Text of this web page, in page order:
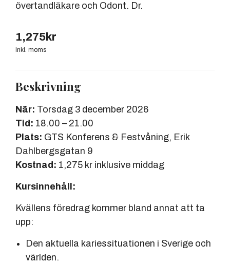
övertandläkare och Odont. Dr.
1,275kr
Inkl. moms
Beskrivning
När: Torsdag 3 december 2026
Tid: 18.00 – 21.00
Plats: GTS Konferens & Festvåning, Erik
Dahlbergsgatan 9
Kostnad: 1,275 kr inklusive middag
Kursinnehåll:
Kvällens föredrag kommer bland annat att ta
upp:
Den aktuella kariessituationen i Sverige och
världen.